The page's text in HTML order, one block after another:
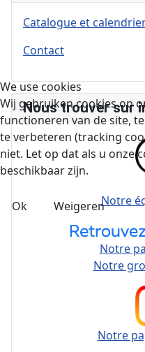
Catalogue et
Contact
Nous trouver sur
Notre
Notre
Notre
Notre
We use cookies
Wij gebruiken cookies op
functioneren van de site,
te verbeteren (tracking
niet. Let op dat als u onze
beschikbaar zijn.
Ok Weigeren